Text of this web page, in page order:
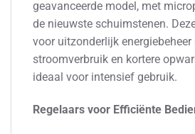
geavanceerde model, met
de nieuwste schuimstenen.
voor uitzonderlijk energiebeheer
stroomverbruik en kortere
ideaal voor intensief gebruik.
Regelaars voor Efficiënte